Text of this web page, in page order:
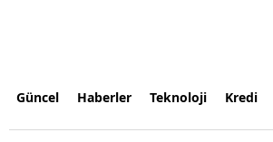
Güncel Haberler Teknoloji Kredi